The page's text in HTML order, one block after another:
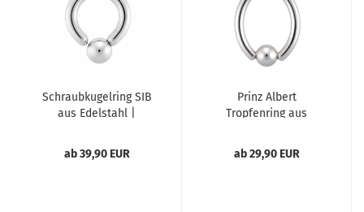
Schraubkugelring SIB
aus Edelstahl |
ab 39,90 EUR
Prinz Albert
Tropfenring aus
handgefertigt
ab 29,90 EUR